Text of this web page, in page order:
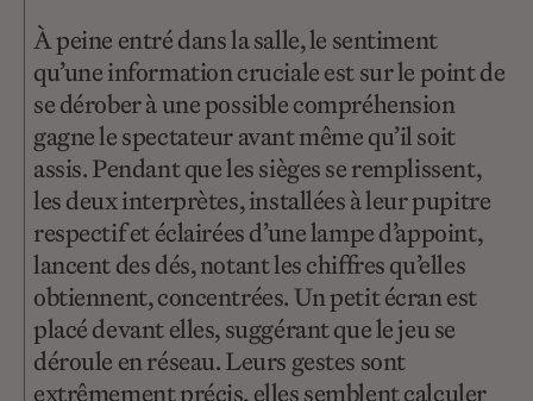
À peine entré dans la salle, le sentiment
qu’une information cruciale est sur le point de
se dérober à une possible compréhension
gagne le spectateur avant même qu’il soit
assis. Pendant que les sièges se remplissent,
les deux interprètes, installées à leur pupitre
respectif et éclairées d’une lampe d’appoint,
lancent des dés, notant les chiffres qu’elles
obtiennent, concentrées. Un petit écran est
placé devant elles, suggérant que le jeu se
déroule en réseau. Leurs gestes sont
extrêmement précis, elles semblent calculer